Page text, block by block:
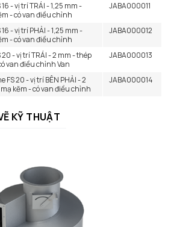
16 - vị trí TRÁI - 1,25 mm -
- có van điều chỉnh
JABA000011
16 - vị trí PHẢI - 1,25 mm -
- có van điều chỉnh
JABA000012
20 - vị trí TRÁI - 2 mm - thép
van điều chỉnh Van
JABA000013
FS 20 - vị trí BÊN PHẢI - 2
kẽm - có van điều chỉnh
JABA000014
KỸ THUẬT